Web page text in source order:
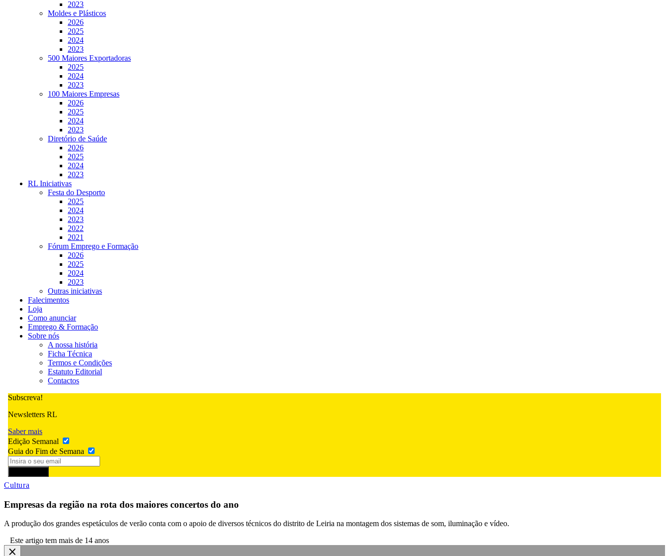
2023
Moldes e Plásticos
2026
2025
2024
2023
500 Maiores Exportadoras
2025
2024
2023
100 Maiores Empresas
2026
2025
2024
2023
Diretório de Saúde
2026
2025
2024
2023
RL Iniciativas
Festa do Desporto
2025
2024
2023
2022
2021
Fórum Emprego e Formação
2026
2025
2024
2023
Outras iniciativas
Falecimentos
Loja
Como anunciar
Emprego & Formação
Sobre nós
A nossa história
Ficha Técnica
Termos e Condições
Estatuto Editorial
Contactos
Subscreva!
Newsletters RL
Saber mais
Edição Semanal
Guia do Fim de Semana
Cultura
Empresas da região na rota dos maiores concertos do ano
A produção dos grandes espetáculos de verão conta com o apoio de diversos técnicos do distrito de Leiria na montagem dos sistemas de som, iluminação e vídeo.
Este artigo tem mais de 14 anos